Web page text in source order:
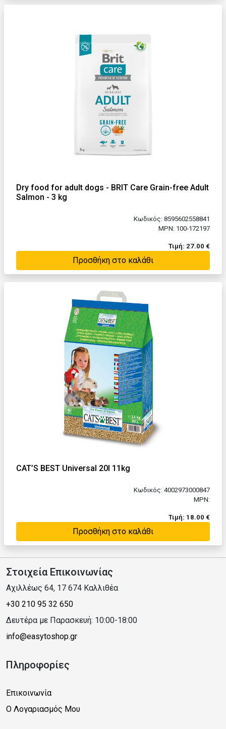
Dry food for adult dogs - BRIT Care Grain-free Adult
Salmon - 3 kg
Κωδικός: 8595602558841
MPN: 100-172197
Τιμή: 27.00 €
Προσθήκη στο καλάθι
CAT’S BEST Universal 20l 11kg
Κωδικός: 4002973000847
MPN:
Τιμή: 18.00 €
Προσθήκη στο καλάθι
Στοιχεία Επικοινωνίας
Αχιλλέως 64, 17 674 Καλλιθέα
+30 210 95 32 650
Δευτέρα με Παρασκευή: 10:00-18:00
info@easytoshop.gr
Πληροφορίες
Επικοινωνία
Ο Λογαριασμός Μου